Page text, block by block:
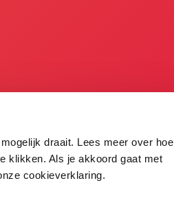
draait. Lees meer over hoe
klikken. Als je akkoord gaat met
cookieverklaring.